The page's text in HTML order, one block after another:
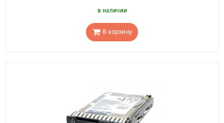
в наличии
В корзину